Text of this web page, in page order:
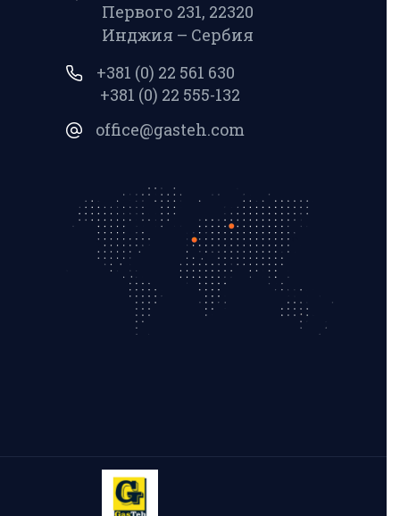
Первого 231, 22320
Инджия – Сербия
+381 (0) 22 561 630
+381 (0) 22 555-132
office@gasteh.com